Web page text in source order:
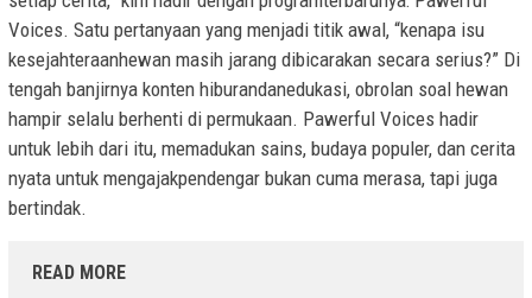
Voices. Satu pertanyaan yang menjadi titik awal, “kenapa isu
kesejahteraanhewan masih jarang dibicarakan secara serius?” Di
tengah banjirnya konten hiburandanedukasi, obrolan soal hewan
hampir selalu berhenti di permukaan. Pawerful Voices hadir
untuk lebih dari itu, memadukan sains, budaya populer, dan cerita
nyata untuk mengajakpendengar bukan cuma merasa, tapi juga
bertindak.
READ MORE